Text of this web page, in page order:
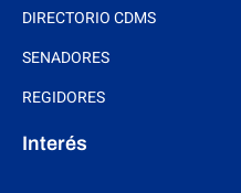
DIRECTORIO CDMS
SENADORES
REGIDORES
Interés